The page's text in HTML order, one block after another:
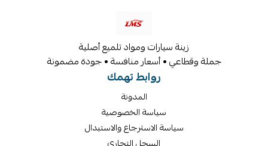
زينة سيارات ومواد تلميع أصلية
جملة وقطاعي • أسعار منافسة • جودة مضمونة
روابط تهمك
المدونة
سياسة الخصوصية
سياسة الاسترجاع والاستبدال